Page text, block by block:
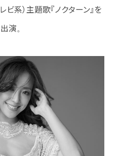
ビ系）主題歌『ノクターン』を
演。